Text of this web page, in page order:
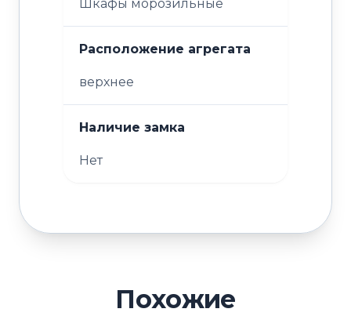
Шкафы морозильные
Расположение агрегата
верхнее
Наличие замка
Нет
Похожие